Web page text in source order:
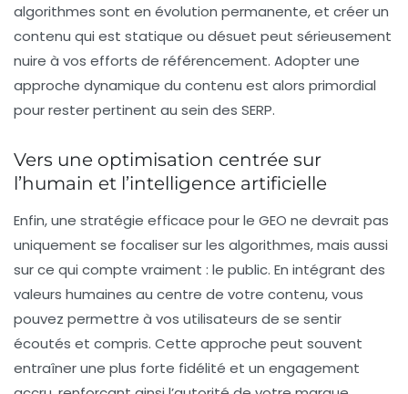
algorithmes sont en évolution permanente, et créer un
contenu qui est statique ou désuet peut sérieusement
nuire à vos efforts de référencement. Adopter une
approche dynamique du contenu est alors primordial
pour rester pertinent au sein des SERP.
Vers une optimisation centrée sur
l’humain et l’intelligence artificielle
Enfin, une stratégie efficace pour le GEO ne devrait pas
uniquement se focaliser sur les algorithmes, mais aussi
sur ce qui compte vraiment : le public. En intégrant des
valeurs humaines au centre de votre contenu, vous
pouvez permettre à vos utilisateurs de se sentir
écoutés et compris. Cette approche peut souvent
entraîner une plus forte fidélité et un engagement